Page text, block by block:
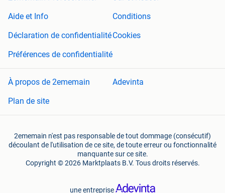
Aide et Info
Conditions
Déclaration de confidentialitéCookies
Préférences de confidentialité
À propos de 2ememain
Adevinta
Plan de site
2ememain n'est pas responsable de tout dommage (consécutif)
découlant de l'utilisation de ce site, de toute erreur ou fonctionnalité
manquante sur ce site.
Copyright © 2026 Marktplaats B.V. Tous droits réservés.
une entreprise